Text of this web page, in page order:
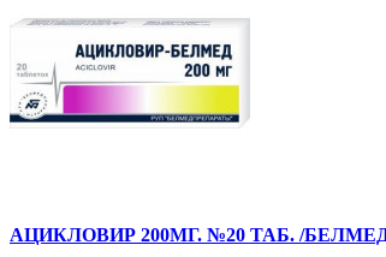
АЦИКЛОВИР 200МГ. №20 ТАБ. /